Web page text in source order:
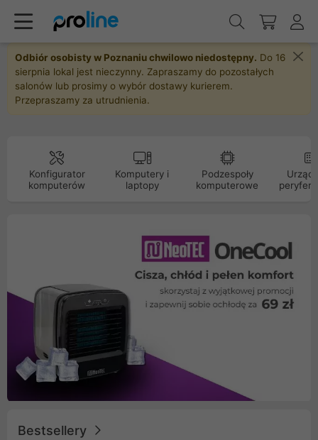
Odbiór osobisty w Poznaniu chwilowo niedostępny. Do 16
sierpnia lokal jest nieczynny. Zapraszamy do pozostałych
salonów lub prosimy o wybór dostawy kurierem.
Przepraszamy za utrudnienia.
Konfigurator
komputerów
Komputery i
laptopy
Podzespoły
komputerowe
Bestsellery